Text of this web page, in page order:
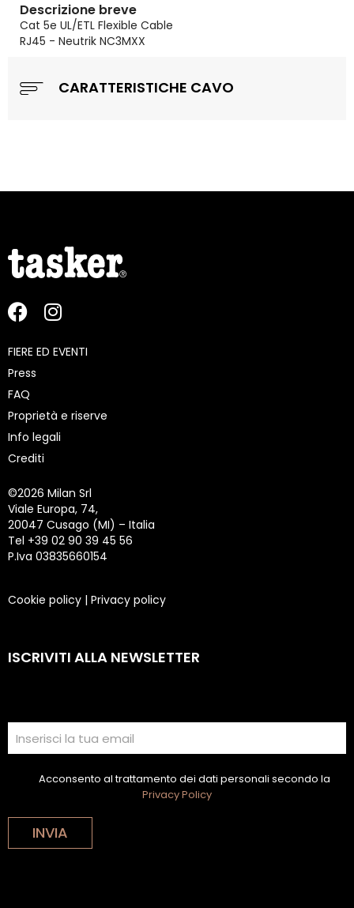
Descrizione breve
Cat 5e UL/ETL Flexible Cable
RJ45 - Neutrik NC3MXX
CARATTERISTICHE CAVO
FIERE ED EVENTI
Press
FAQ
Proprietà e riserve
Info legali
Crediti
©2026 Milan Srl
Viale Europa, 74,
20047 Cusago (MI) – Italia
Tel +39 02 90 39 45 56
P.Iva 03835660154
Cookie policy | Privacy policy
ISCRIVITI ALLA NEWSLETTER
Acconsento al trattamento dei dati personali secondo la
Privacy Policy
INVIA